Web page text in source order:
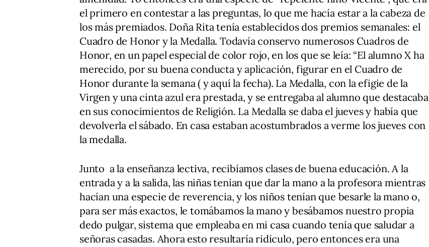
el primero en contestar a las preguntas, lo que me hacía estar a la cabeza de
los más premiados. Doña Rita tenía establecidos dos premios semanales: el
Cuadro de Honor y la Medalla. Todavía conservo numerosos Cuadros de
Honor, en un papel especial de color rojo, en los que se leía: “El alumno X ha
merecido, por su buena conducta y aplicación, figurar en el Cuadro de
Honor durante la semana ( y aquí la fecha). La Medalla, con la efigie de la
Virgen y una cinta azul era prestada, y se entregaba al alumno que destacaba
en sus conocimientos de Religión. La Medalla se daba el jueves y había que
devolverla el sábado. En casa estaban acostumbrados a verme los jueves con
la medalla.
Junto a la enseñanza lectiva, recibíamos clases de buena educación. A la
entrada y a la salida, las niñas tenían que dar la mano a la profesora mientras
hacían una especie de reverencia, y los niños tenían que besarle la mano o,
para ser más exactos, le tomábamos la mano y besábamos nuestro propia
dedo pulgar, sistema que empleaba en mi casa cuando tenía que saludar a
señoras casadas. Ahora esto resultaría ridículo, pero entonces era una